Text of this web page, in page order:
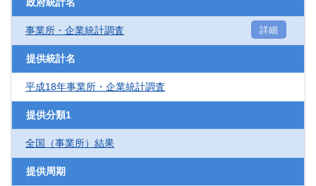
政府統計名
事業所・企業統計調査 詳細
提供統計名
平成18年事業所・企業統計調査
提供分類1
全国（事業所）結果
提供周期